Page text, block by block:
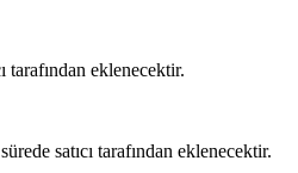
tarafından eklenecektir.
satıcı tarafından eklenecektir.